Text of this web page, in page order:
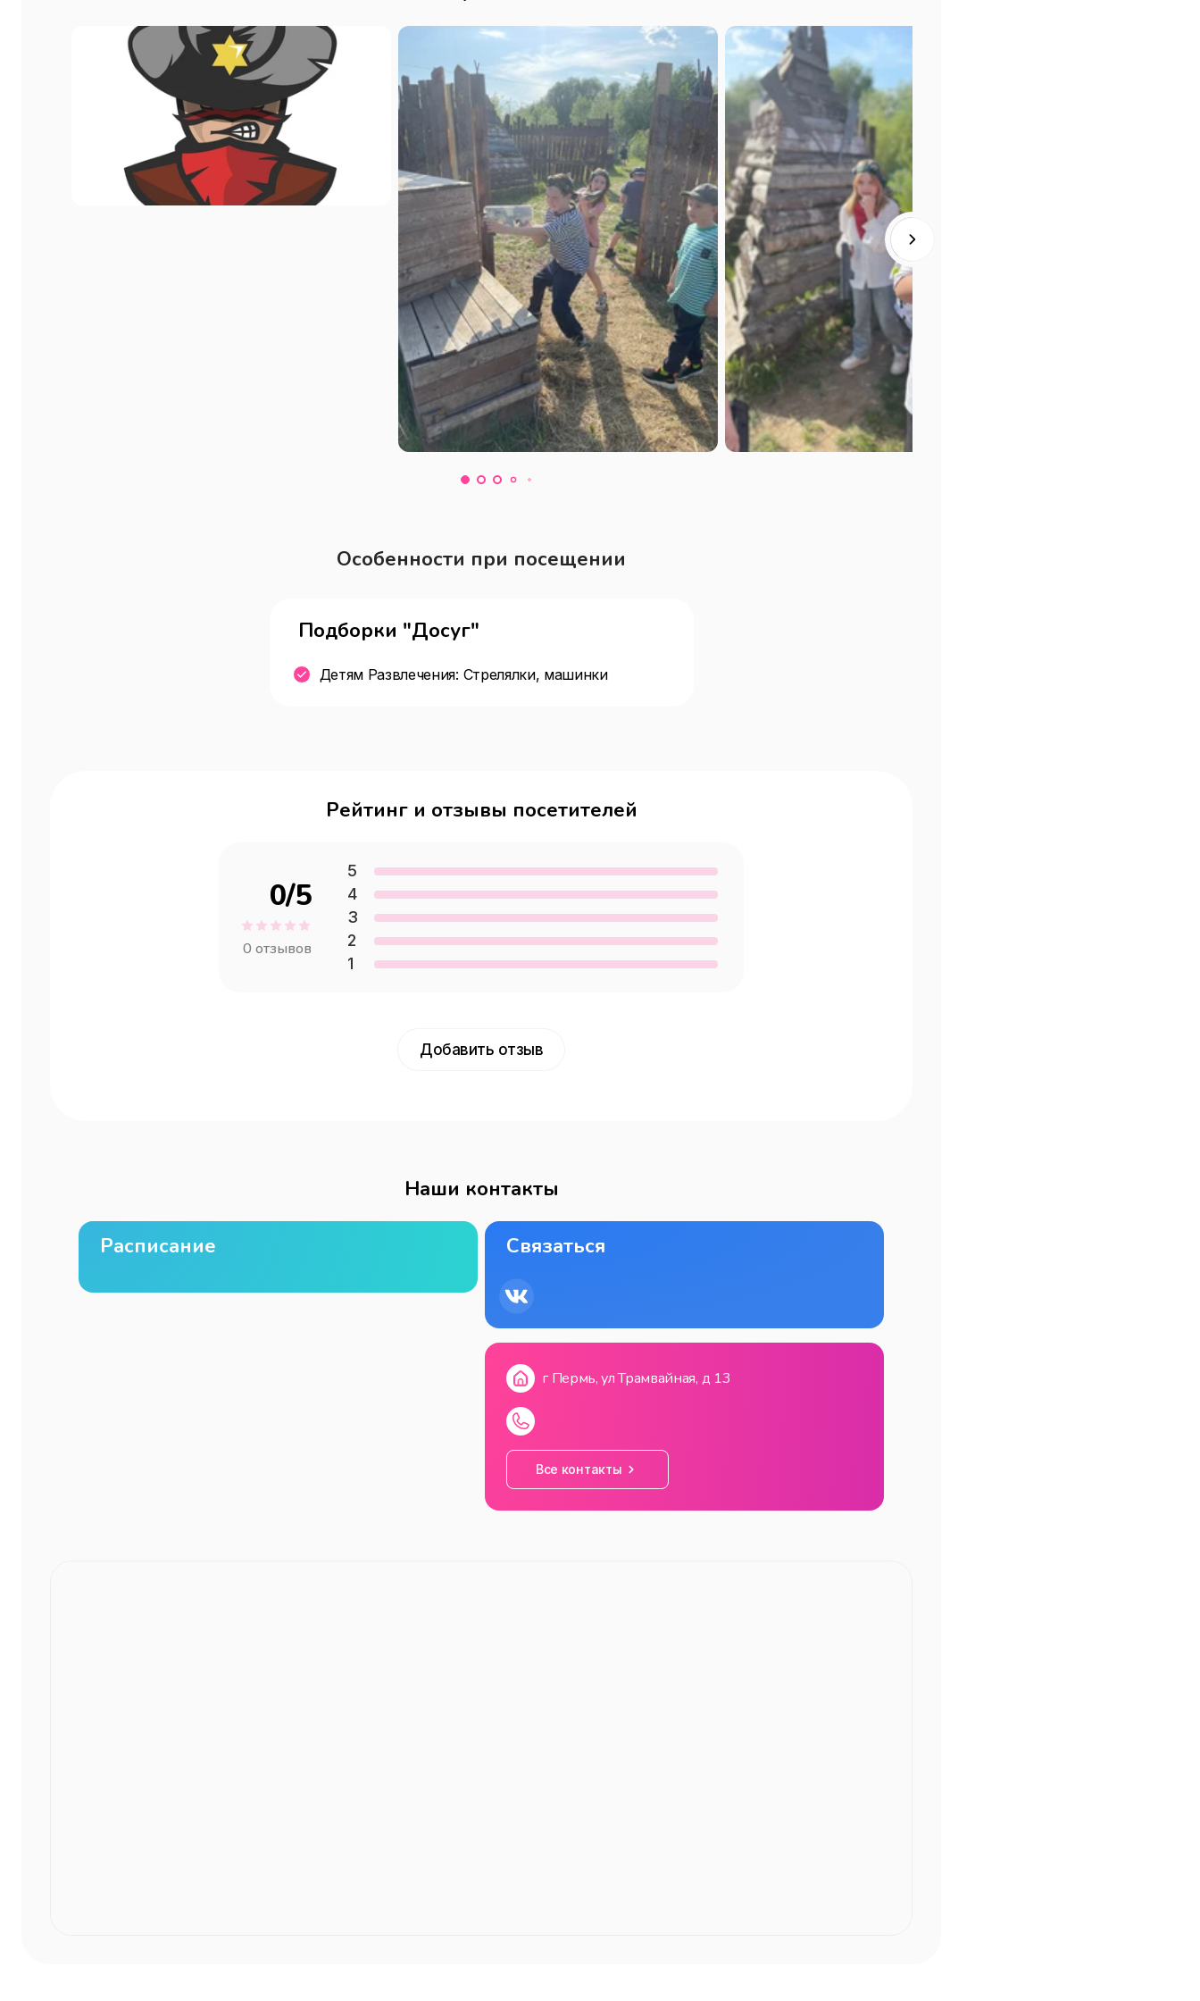
Особенности при посещении
Подборки "Досуг"
Детям Развлечения: Стрелялки, машинки
Рейтинг и отзывы посетителей
0/5
0 отзывов
5
4
3
2
1
Добавить отзыв
Наши контакты
Расписание Связаться
г Пермь, ул Трамвайная, д 13
Все контакты